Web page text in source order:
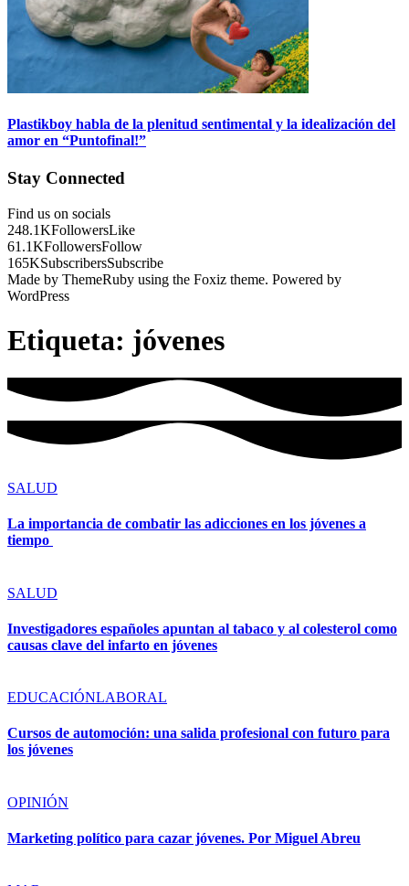
Plastikboy habla de la plenitud sentimental y la idealización del
amor en “Puntofinal!”
Stay Connected
Find us on socials
248.1KFollowersLike
61.1KFollowersFollow
165KSubscribersSubscribe
Made by ThemeRuby using the Foxiz theme. Powered by
WordPress
Etiqueta: jóvenes
SALUD
La importancia de combatir las adicciones en los jóvenes a
tiempo
SALUD
Investigadores españoles apuntan al tabaco y al colesterol como
causas clave del infarto en jóvenes
EDUCACIÓNLABORAL
Cursos de automoción: una salida profesional con futuro para
los jóvenes
OPINIÓN
Marketing político para cazar jóvenes. Por Miguel Abreu